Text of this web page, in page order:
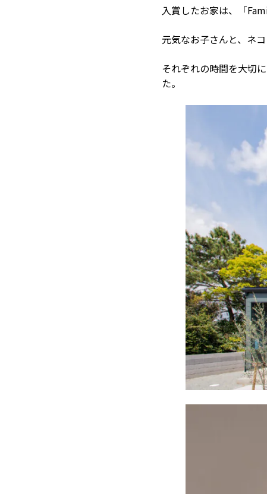
入賞したお家は、「
元気なお子さんと、ネ
それぞれの時間を大切
た。